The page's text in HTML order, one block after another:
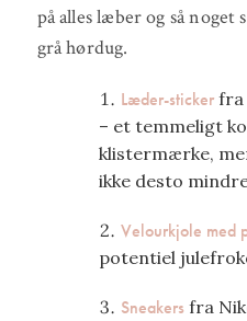
på alles læber og så noget
grå hørdug.
Læder-sticker fra
– et temmeligt
klistermærke,
ikke desto
Velourkjole med
potentiel
Sneakersfra